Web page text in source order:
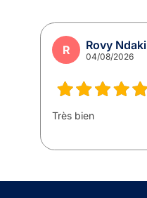
R Rovy Ndaki
04/08/2026
Très bien